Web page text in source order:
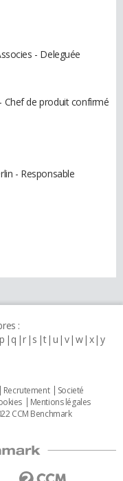
- Deleguée
Chef de produit confirmé
- Responsable
:
p q r s t u v w x y
Recrutement
Societé
Mentions légales
CCM Benchmark